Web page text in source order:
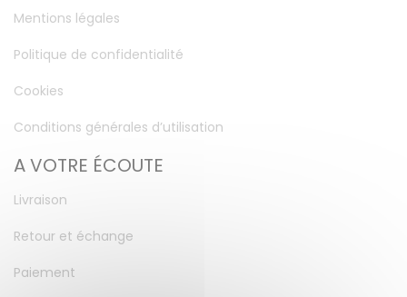
Mentions légales
Politique de confidentialité
Cookies
Conditions générales d’utilisation
A VOTRE ÉCOUTE
Livraison
Retour et échange
Paiement